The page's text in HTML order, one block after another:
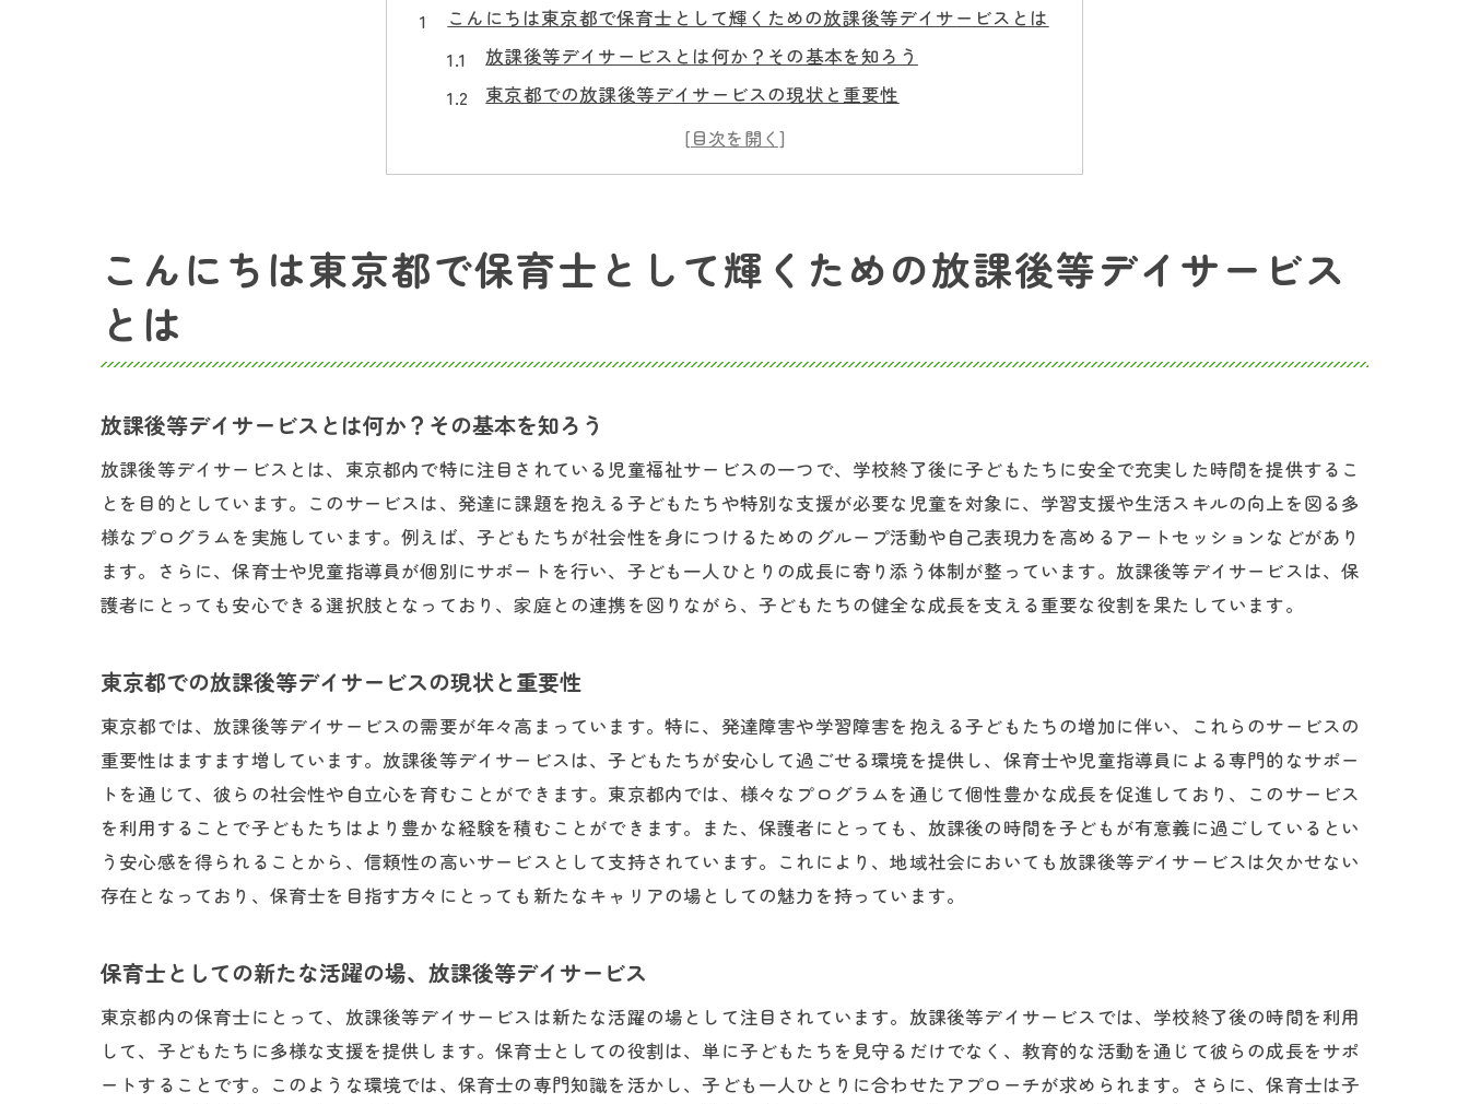
こんにちは東京都で保育士として輝くための放課後等デイサービスとは
放課後等デイサービスとは何か？その基本を知ろう
東京都での放課後等デイサービスの現状と重要性
保育士としての新たな活躍の場、放課後等デイサービス
放課後等デイサービスが提供する教育とケアの質
東京都の放課後等デイサービスの将来展望
放課後等デイサービスでの保育士の役割と魅力を徹底解説
子どもたちとの信頼関係を築く方法
放課後等デイサービスに必要なホスピタリティ
チームで働くことの重要性とそのメリット
放課後等デイサービスでの保育士のやりがいとは
東京都の保育士求人放課後等デイサービスの探し方
放課後等デイサービスの求人を見つける方法
東京都で人気のある求人情報の見極め方
面接でアピールするための準備法
職場選びで保育士が考慮すべき条件
放課後等デイサービスならではの保育士のやりがい
子どもたちの成長を間近で感じられる魅力
個別のニーズに応える保育士の挑戦
保護者と協力して子どもを支える役割
仕事を通じて得られる社会的影響力
保育士としての達成感と充実感
東京都での放課後等デイサービス保育士に求められるスキル
こんにちは東京都で保育士として輝くための放課後等デイサービス
とは
放課後等デイサービスとは何か？その基本を知ろう
放課後等デイサービスとは、東京都内で特に注目されている児童福祉サービスの一つで、学校終了後に子どもたちに安全で充実した時間を提供するこ
とを目的としています。このサービスは、発達に課題を抱える子どもたちや特別な支援が必要な児童を対象に、学習支援や生活スキルの向上を図る多
様なプログラムを実施しています。例えば、子どもたちが社会性を身につけるためのグループ活動や自己表現力を高めるアートセッションなどがあり
ます。さらに、保育士や児童指導員が個別にサポートを行い、子ども一人ひとりの成長に寄り添う体制が整っています。放課後等デイサービスは、保
護者にとっても安心できる選択肢となっており、家庭との連携を図りながら、子どもたちの健全な成長を支える重要な役割を果たしています。
東京都での放課後等デイサービスの現状と重要性
東京都では、放課後等デイサービスの需要が年々高まっています。特に、発達障害や学習障害を抱える子どもたちの増加に伴い、これらのサービスの
重要性はますます増しています。放課後等デイサービスは、子どもたちが安心して過ごせる環境を提供し、保育士や児童指導員による専門的なサポー
トを通じて、彼らの社会性や自立心を育むことができます。東京都内では、様々なプログラムを通じて個性豊かな成長を促進しており、このサービス
を利用することで子どもたちはより豊かな経験を積むことができます。また、保護者にとっても、放課後の時間を子どもが有意義に過ごしているとい
う安心感を得られることから、信頼性の高いサービスとして支持されています。これにより、地域社会においても放課後等デイサービスは欠かせない
存在となっており、保育士を目指す方々にとっても新たなキャリアの場としての魅力を持っています。
保育士としての新たな活躍の場、放課後等デイサービス
東京都内の保育士にとって、放課後等デイサービスは新たな活躍の場として注目されています。放課後等デイサービスでは、学校終了後の時間を利用
して、子どもたちに多様な支援を提供します。保育士としての役割は、単に子どもたちを見守るだけでなく、教育的な活動を通じて彼らの成長をサポ
ートすることです。このような環境では、保育士の専門知識を活かし、子ども一人ひとりに合わせたアプローチが求められます。さらに、保育士は子